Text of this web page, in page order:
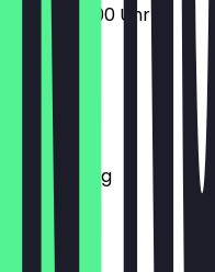
05:00 - 19:00 Uhr
Montag
Dienstag
Mittwoch
Donnerstag
Freitag
Samstag
Sonntag